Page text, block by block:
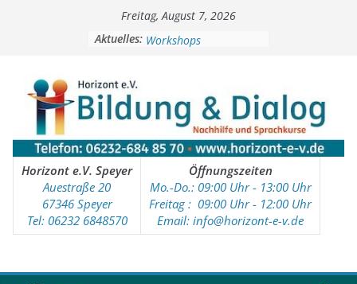
Freitag, August 7, 2026
Aktuelles:
Soziale Aktivitäten
Workshops
Horizont e.V. Speyer
Auestraße 20
67346 Speyer
Tel: 06232 6848570
Öffnungszeiten
Mo.-Do.: 09:00 Uhr - 13:00 Uhr
Freitag : 09:00 Uhr - 12:00 Uhr
Email: info@horizont-e-v.de